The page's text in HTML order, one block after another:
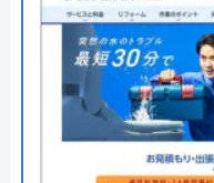
対応エリア 全国
水PROのクチコ
2.4（
※クチコミの内容について
●支払い方法
現
ド
●累計実績 累計
●保証・保険
1〜
PL